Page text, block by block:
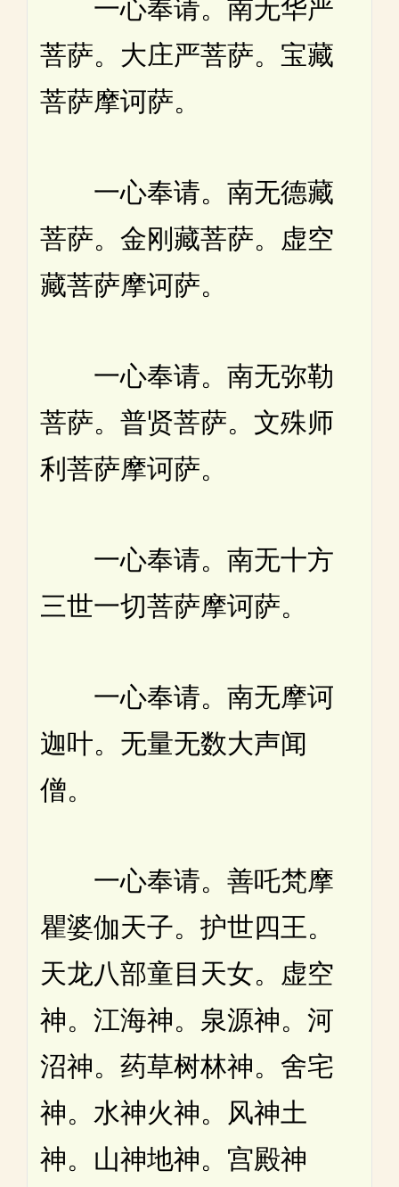
一心奉请。南无华严
菩萨。大庄严菩萨。宝藏
菩萨摩诃萨。
一心奉请。南无德藏
菩萨。金刚藏菩萨。虚空
藏菩萨摩诃萨。
一心奉请。南无弥勒
菩萨。普贤菩萨。文殊师
利菩萨摩诃萨。
一心奉请。南无十方
三世一切菩萨摩诃萨。
一心奉请。南无摩诃
迦叶。无量无数大声闻
僧。
一心奉请。善吒梵摩
瞿婆伽天子。护世四王。
天龙八部童目天女。虚空
神。江海神。泉源神。河
沼神。药草树林神。舍宅
神。水神火神。风神土
神。山神地神。宫殿神